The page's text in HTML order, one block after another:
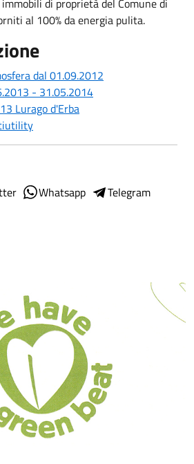
al 100% da energia pulita.
dal 01.09.2012
- 31.05.2014
Lurago d'Erba
Whatsapp
Telegram